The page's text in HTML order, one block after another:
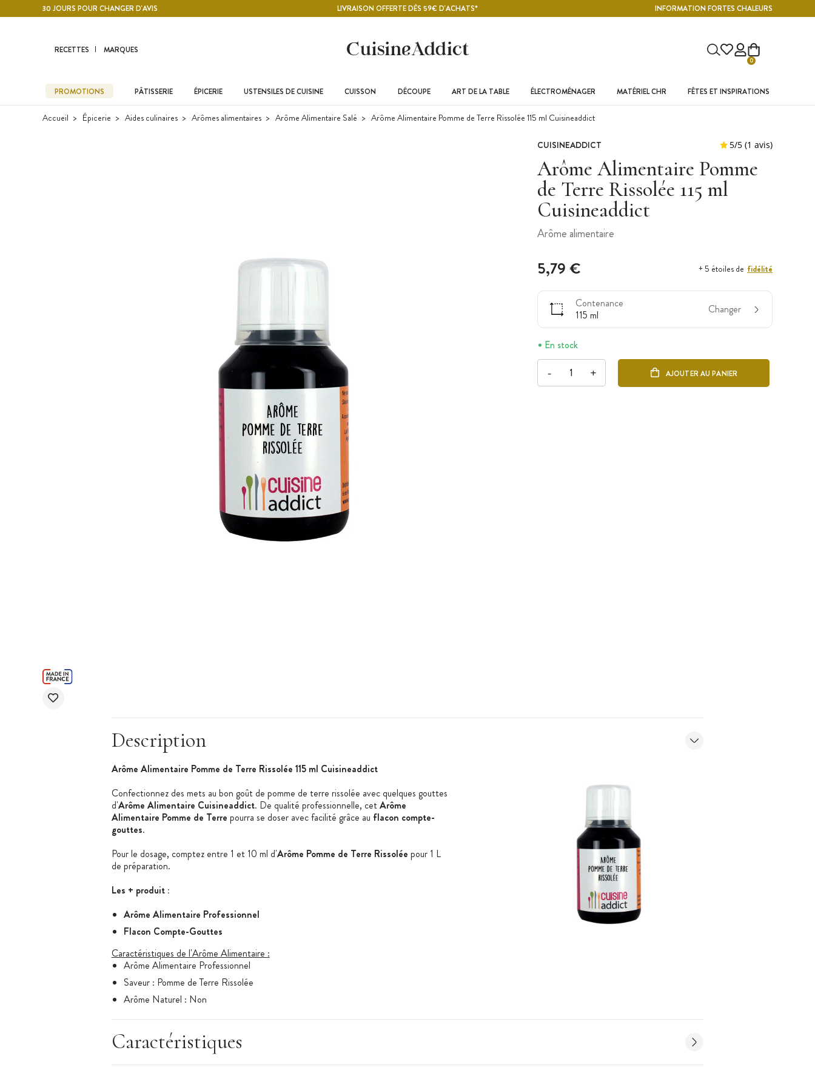
Contenu principal30 JOURS POUR CHANGER D'AVIS LIVRAISON OFFERTE DÈS 59€ D'ACHATS* INFORMATION FORTES CHALEURS
RECETTES MARQUES
0
PROMOTIONS PÂTISSERIE ÉPICERIE USTENSILES DE CUISINE CUISSON DÉCOUPE ART DE LA TABLE ÉLECTROMÉNAGER MATÉRIEL CHR FÊTES ET INSPIRATIONS
Accueil Épicerie Aides culinaires Arômes alimentaires Arôme Alimentaire Salé Arôme Alimentaire Pomme de Terre Rissolée 115 ml Cuisineaddict
CUISINEADDICT
Arôme Alimentaire Pomme
de Terre Rissolée 115 ml
Cuisineaddict
Arôme alimentaire
5,79 € + 5 étoiles de fidélité
Contenance
115 ml
Changer
En stock
- + AJOUTER AU PANIER
Description
Arôme Alimentaire Pomme de Terre Rissolée 115 ml Cuisineaddict
Confectionnez des mets au bon goût de pomme de terre rissolée avec quelques gouttes
d'Arôme Alimentaire Cuisineaddict. De qualité professionnelle, cetArôme
Alimentaire Pomme de Terre pourra se doser avec facilité grâce au flacon compte-
gouttes.
Pour le dosage, comptez entre 1 et 10 ml d'Arôme Pomme de Terre Rissolée pour 1 L
de préparation.
Les + produit :
Arôme Alimentaire Professionnel
Flacon Compte-Gouttes
Caractéristiques de l'Arôme Alimentaire :
Arôme Alimentaire Professionnel
Saveur : Pomme de Terre Rissolée
Arôme Naturel : Non
Arôme Hydrosoluble
Conditionnement : 115 ml
Flacon compte-gouttes
Arôme Alimentaire adapté à la cuisson
Caractéristiques